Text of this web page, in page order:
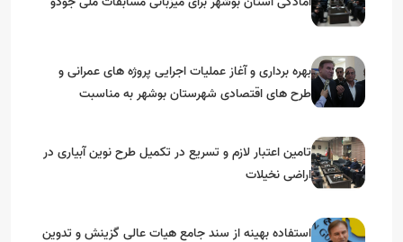
بهره برداری و آغاز عملیات اجرایی پروژه های عمرانی و
طرح های اقتصادی شهرستان بوشهر به مناسبت
تامین اعتبار لازم و تسریع در تکمیل طرح نوین آبیاری در
اراضی نخیلات
استفاده بهینه از سند جامع هیات عالی گزینش و‌ تدوین